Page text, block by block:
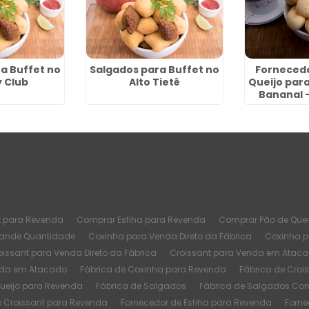
Buffet no
Club
Salgados para Buffet no
Alto Tietê
Queijo
Bananal
Revenda Comprar Esfiha para Revenda Comprar Pão de
Quantidade Coxinha para Venda Direto da Fábrica
Coxinha
para Venda Direto da Fábrica Croissant para Venda em
em Atacado Fábrica de Coxinha para Revenda
Fábrica de
para Revenda Fábrica de Salgados Fábrica de Salgados
Croissant para Revenda Fornecedor de Esfiha para Revenda